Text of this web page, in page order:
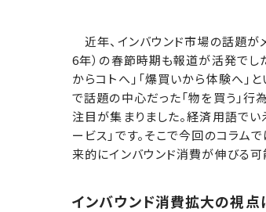
近年、インバウンド市場の話題が
6年）の春節時期も報道が活発でし
からコトへ」「爆買いから体験へ」
で話題の中心だった「物を買う」行
注目が集まりました。経済用語でい
ービス」です。そこで今回のコラム
来的にインバウンド消費が伸びる
インバウンド消費拡大の視点